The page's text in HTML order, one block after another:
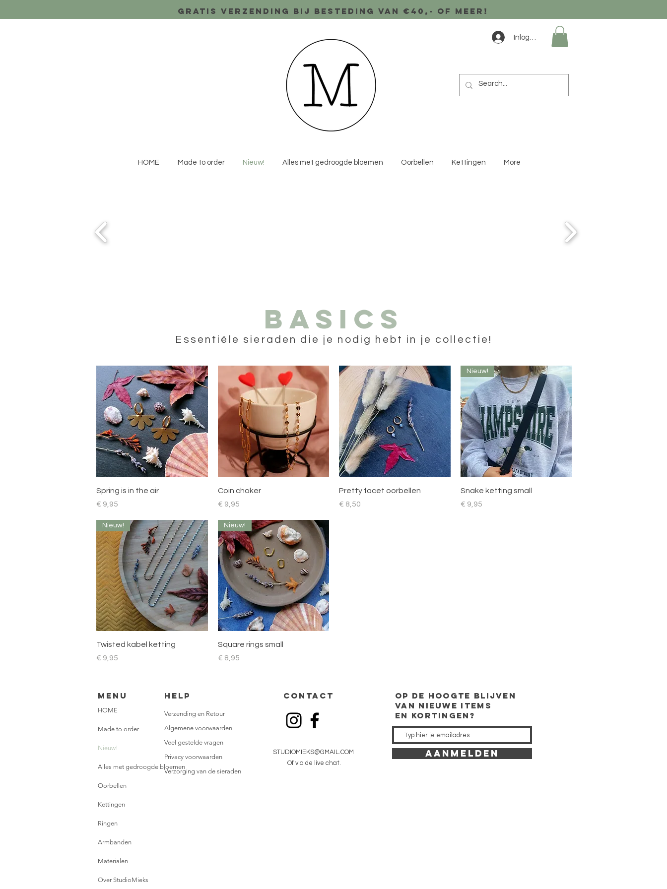
Gratis verzending bij besteding van €40,- of meer!
Inloggen
HOME Made to order Nieuw! Alles met gedroogde bloemen Oorbellen Kettingen More
Basics
Essentiële sieraden die je nodig hebt in je collectie!
Snel overzicht
Spring is in the air
Prijs
€ 9,95
Snel overzicht
Coin choker
Prijs
€ 9,95
Snel overzicht
Pretty facet oorbellen
Prijs
€ 8,50
Snel overzicht
Nieuw!
Snake ketting small
Prijs
€ 9,95
Snel overzicht
Nieuw!
Twisted kabel ketting
Prijs
€ 9,95
Snel overzicht
Nieuw!
Square rings small
Prijs
€ 8,95
Menu HELP
HOME
Made to order
Nieuw!
Alles met gedroogde bloemen
Oorbellen
Kettingen
Ringen
Armbanden
Materialen
Over StudioMieks
Verzending en Retour
Algemene voorwaarden
Veel gestelde vragen
Privacy voorwaarden
Verzorging van de sieraden
CONTACT
STUDIOMIEKS@GMAIL.COM
Of via de live chat.
op de hoogte blijven
van nieuwe items
en kortingen?
AANMELDEN